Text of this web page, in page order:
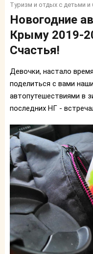
Туризм и отдых с детьми и
Новогодние
Крыму 2019-
Счастья!
Девочки, настало
поделиться с вами
автопутешествиями в
последних НГ -